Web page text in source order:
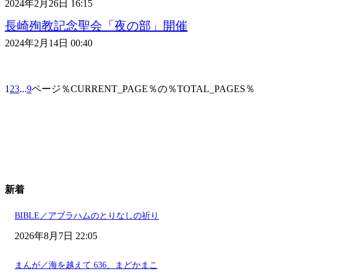
2024年2月26日 16:15
長崎殉教記念聖会「夜の部」開催
2024年2月14日 00:40
1 23...9ページ％CURRENT_PAGE％の％TOTAL_PAGES％
新着
BIBLE／アブラハムのとりなしの祈り
2026年8月7日 22:05
まんが／海を越えて 636、まどかまこ